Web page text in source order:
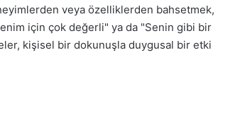
veya özelliklerden bahsetmek,
için çok değerli" ya da "Senin gibi bir
kişisel bir dokunuşla duygusal bir etki